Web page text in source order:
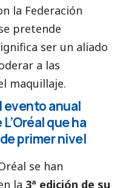
la Federación
pretende
ser un aliado
a las
maquillaje.
evento anual
que ha
primer nivel
se han
la 3ª edición de su